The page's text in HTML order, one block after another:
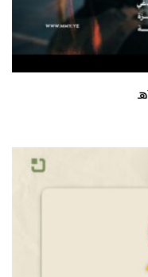
عيسى الليث –
– عيسى الليث